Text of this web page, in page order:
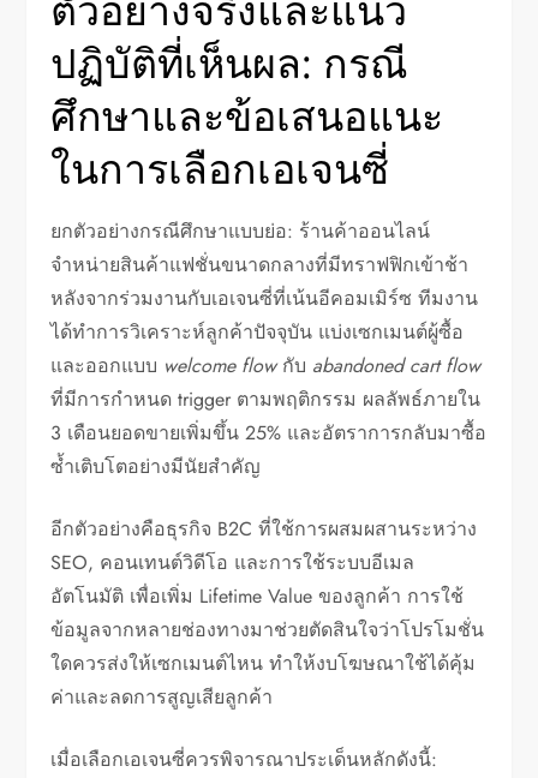
ปฏิบัติที่เห็นผล: กรณี
ศึกษาและข้อเสนอแนะ
ในการเลือกเอเจนซี่
ยกตัวอย่างกรณีศึกษาแบบย่อ: ร้านค้าออนไลน์
จำหน่ายสินค้าแฟชั่นขนาดกลางที่มีทราฟฟิกเข้าช้า
หลังจากร่วมงานกับเอเจนซี่ที่เน้นอีคอมเมิร์ซ ทีมงาน
ได้ทำการวิเคราะห์ลูกค้าปัจจุบัน แบ่งเซกเมนต์ผู้ซื้อ
และออกแบบ welcome flowกับ abandoned cart flow
ที่มีการกำหนด trigger ตามพฤติกรรม ผลลัพธ์ภายใน
3 เดือนยอดขายเพิ่มขึ้น 25% และอัตราการกลับมาซื้อ
ซ้ำเติบโตอย่างมีนัยสำคัญ
อีกตัวอย่างคือธุรกิจ B2C ที่ใช้การผสมผสานระหว่าง
SEO, คอนเทนต์วิดีโอ และการใช้ระบบอีเมล
อัตโนมัติ เพื่อเพิ่ม Lifetime Value ของลูกค้า การใช้
ข้อมูลจากหลายช่องทางมาช่วยตัดสินใจว่าโปรโมชั่น
ใดควรส่งให้เซกเมนต์ไหน ทำให้งบโฆษณาใช้ได้คุ้ม
ค่าและลดการสูญเสียลูกค้า
เมื่อเลือกเอเจนซี่ควรพิจารณาประเด็นหลักดังนี้: